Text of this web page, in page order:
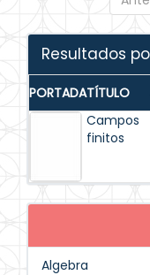
Resultados
PORTADATÍTULO
Campos
finitos
Algebra